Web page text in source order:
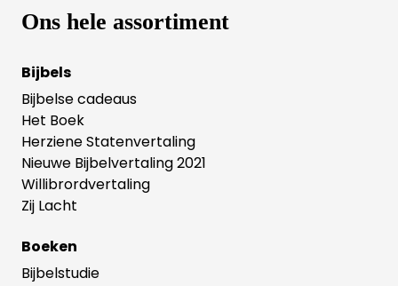
Ons hele assortiment
Bijbels
Bijbelse cadeaus
Het Boek
Herziene Statenvertaling
Nieuwe Bijbelvertaling 2021
Willibrordvertaling
Zij Lacht
Boeken
Bijbelstudie